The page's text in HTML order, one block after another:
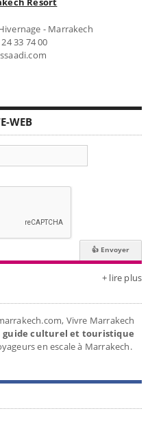
- Marrakech
33 74 00
WEB
+ lire plus
Vivre Marrakech
guide culturel et touristique
en escale à Marrakech.